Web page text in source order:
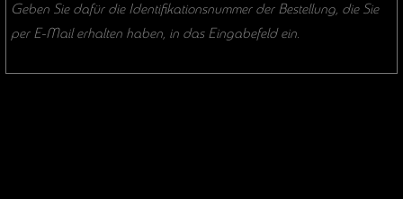
Geben Sie dafür die Identifikationsnummer der Bestellung, die Sie
per E-Mail erhalten haben, in das Eingabefeld ein.